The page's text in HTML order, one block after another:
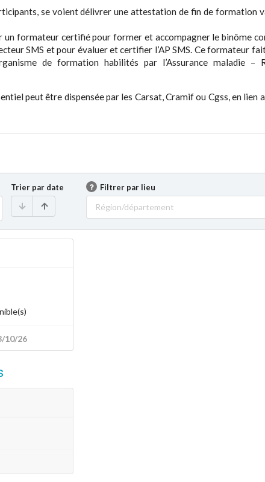
se voient délivrer une attestation de fin de formation
un formateur certifié pour former et accompagner le binôme
SMS et pour évaluer et certifier l’AP SMS. Ce formateur
de formation habilités par l’Assurance maladie –
peut être dispensée par les Carsat, Cramif ou Cgss, en lien
Trier par date Filtrer par lieu
Région/département
10/26